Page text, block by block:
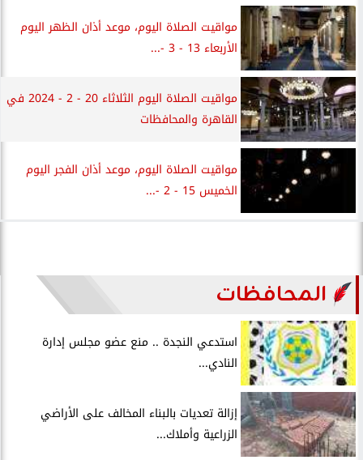
مواقيت الصلاة اليوم، موعد أذان الظهر اليوم
الأربعاء 13 - 3 -...
مواقيت الصلاة اليوم الثلاثاء 20 - 2 - 2024 في
القاهرة والمحافظات
مواقيت الصلاة اليوم، موعد أذان الفجر اليوم
الخميس 15 - 2 -...
المحافظات
استدعي النجدة .. منع عضو مجلس إدارة
النادي...
إزالة تعديات بالبناء المخالف على الأراضي
الزراعية وأملاك...